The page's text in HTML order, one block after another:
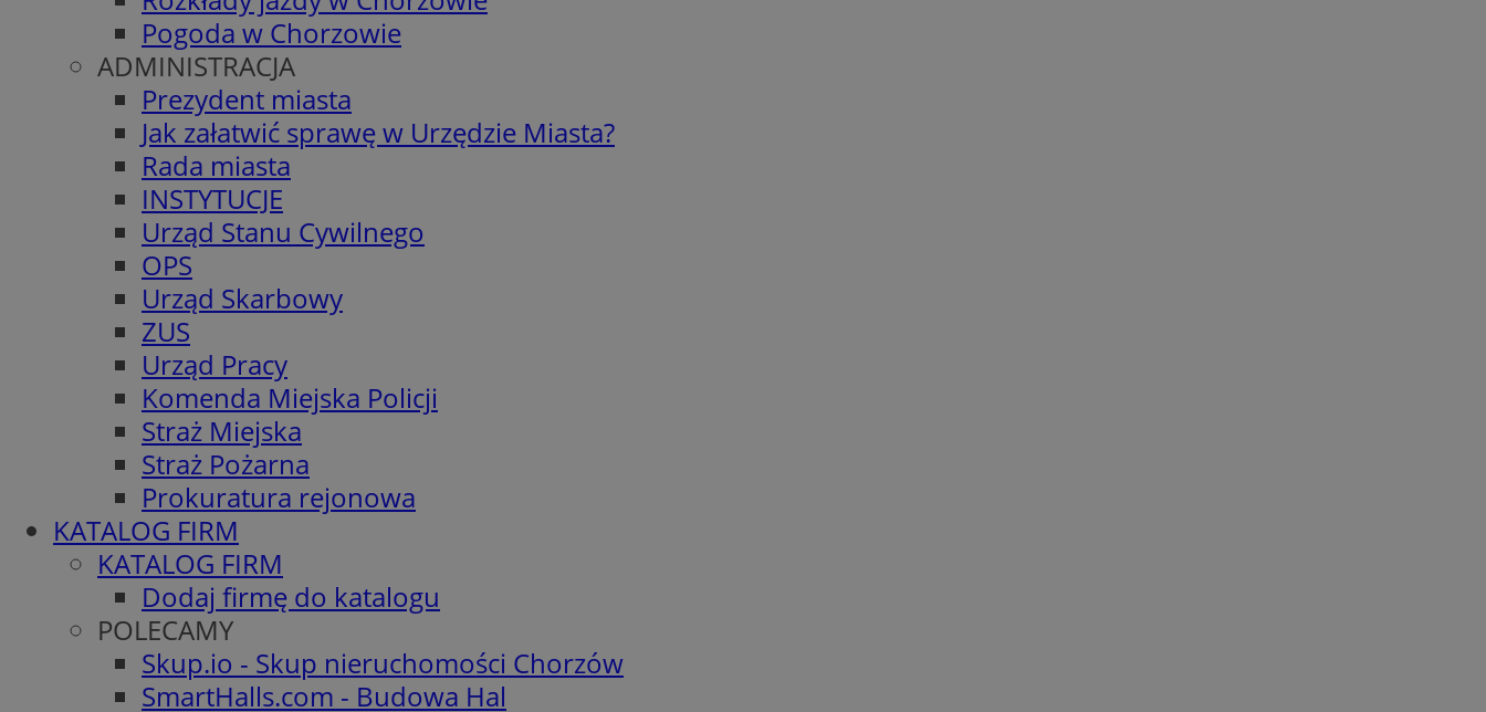
Pogoda w Chorzowie
ADMINISTRACJA
Prezydent miasta
Jak załatwić sprawę w Urzędzie Miasta?
Rada miasta
INSTYTUCJE
Urząd Stanu Cywilnego
OPS
Urząd Skarbowy
ZUS
Urząd Pracy
Komenda Miejska Policji
Straż Miejska
Straż Pożarna
Prokuratura rejonowa
KATALOG FIRM
KATALOG FIRM
Dodaj firmę do katalogu
POLECAMY
Skup.io - Skup nieruchomości Chorzów
SmartHalls.com - Budowa Hal